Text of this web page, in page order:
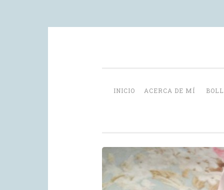
content
INICIO ACERCA DE MÍ